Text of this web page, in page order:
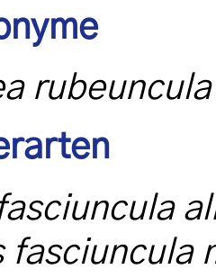
rubeuncula
fasciuncula